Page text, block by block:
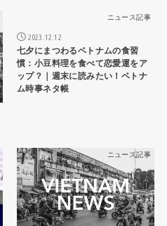
ニュース記事
2023.12.12
七夕にまつわるベトナムの食習
慣：小豆料理を食べて恋愛運をア
ップ？｜週末に読みたい！ベトナ
ム時事ネタ帳
ニュース記事